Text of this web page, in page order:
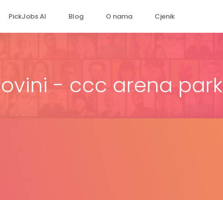
PickJobs AI Blog O nama Cjenik
- ccc arena park